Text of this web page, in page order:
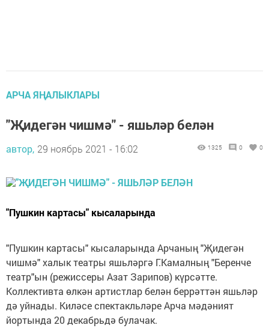
АРЧА ЯҢАЛЫКЛАРЫ
"Җидегән чишмә" - яшьләр белән
автор, 29 ноябрь 2021 - 16:02 1325 0 0
"Пушкин картасы" кысаларында
"Пушкин картасы" кысаларында Арчаның "Җидегән
чишмә" халык театры яшьләргә Г.Камалның "Беренче
театр"ын (режиссеры Азат Зарипов) күрсәтте.
Коллективта өлкән артистлар белән беррәттән яшьләр
дә уйнады. Киләсе спектакльләре Арча мәдәният
йортында 20 декабрьдә булачак.